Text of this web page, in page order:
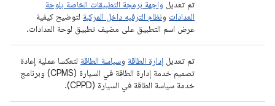
تم تعديل واجهة برمجة التطبيقات الخاصة بلوحة
العدادات ونظام الترفيه داخل المركبة لتوضيح كيفية
عرض اسم التطبيق على مضيف تطبيق لوحة العدادات.
تم تعديل إدارة الطاقة وسياسة الطاقة لتعكسا عملية إعادة
تصميم خدمة إدارة الطاقة في السيارة (CPMS) وبرنامج
خدمة سياسة الطاقة في السيارة (CPPD).